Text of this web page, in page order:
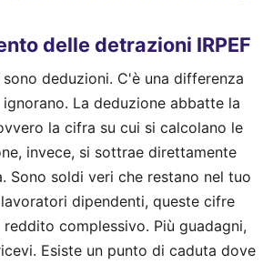
delle detrazioni IRPEF
deduzioni. C'è una differenza
La deduzione abbatte la
la cifra su cui si calcolano le
invece, si sottrae direttamente
Sono soldi veri che restano nel tuo
dipendenti, queste cifre
complessivo. Più guadagni,
Esiste un punto di caduta dove